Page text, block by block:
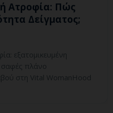
Ατροφία: Πώς
Δείγματος;
εξατομικευμένη
σαφές πλάνο
στη Vital WomanHood